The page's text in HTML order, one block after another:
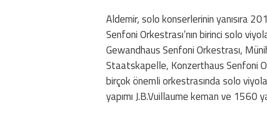
Aldemir, solo konserlerinin yanısıra
Senfoni Orkestrası’nın birinci solo
Gewandhaus Senfoni Orkestrası,
Staatskapelle, Konzerthaus Senfoni
birçok önemli orkestrasında solo
yapımı J.B.Vuillaume keman ve 1560